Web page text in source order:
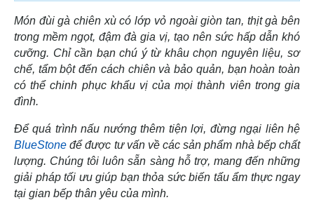
Món đùi gà chiên xù có lớp vỏ ngoài giòn tan, thịt gà bên
trong mềm ngọt, đậm đà gia vị, tạo nên sức hấp dẫn khó
cưỡng. Chỉ cần bạn chú ý từ khâu chọn nguyên liệu, sơ
chế, tẩm bột đến cách chiên và bảo quản, bạn hoàn toàn
có thể chinh phục khẩu vị của mọi thành viên trong gia
đình.
Để quá trình nấu nướng thêm tiện lợi, đừng ngại liên hệ
BlueStoneđể được tư vấn về các sản phẩm nhà bếp chất
lượng. Chúng tôi luôn sẵn sàng hỗ trợ, mang đến những
giải pháp tối ưu giúp bạn thỏa sức biến tấu ẩm thực ngay
tại gian bếp thân yêu của mình.